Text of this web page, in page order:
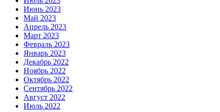
Июнь 2023
Май 2023
Апрель 2023
Март 2023
Февраль 2023
Январь 2023
Декабрь 2022
Ноябрь 2022
Октябрь 2022
Сентябрь 2022
Август 2022
Июль 2022